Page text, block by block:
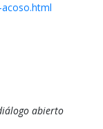
abierto